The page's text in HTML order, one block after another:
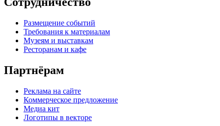
Размещение событий
Требования к материалам
Музеям и выставкам
Ресторанам и кафе
Партнёрам
Реклама на сайте
Коммерческое предложение
Медиа кит
Логотипы в векторе